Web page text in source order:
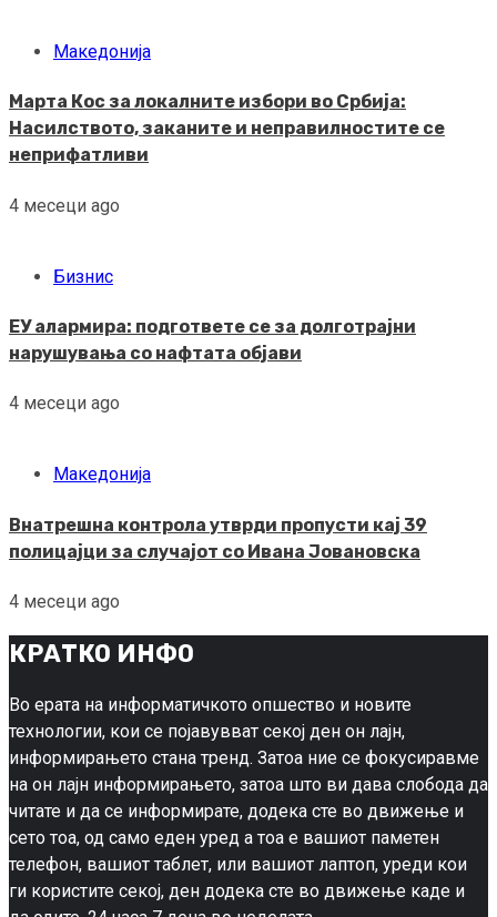
Македонија
Марта Кос за локалните избори во Србија:
Насилството, заканите и неправилностите се
неприфатливи
4 месеци ago
Бизнис
ЕУ алармира: подгответе се за долготрајни
нарушувања со нафтата објави
4 месеци ago
Македонија
Внатрешна контрола утврди пропусти кај 39
полицајци за случајот со Ивана Јовановска
4 месеци ago
КРАТКО ИНФО
Во ерата на информатичкото опшество и новите
технологии, кои се појавувват секој ден он лајн,
информирањето стана тренд. Затоа ние се фокусиравме
на он лајн информирањето, затоа што ви дава слобода да
читате и да се информирате, додека сте во движење и
сето тоа, од само еден уред а тоа е вашиот паметен
телефон, вашиот таблет, или вашиот лаптоп, уреди кои
ги користите секој, ден додека сте во движење каде и